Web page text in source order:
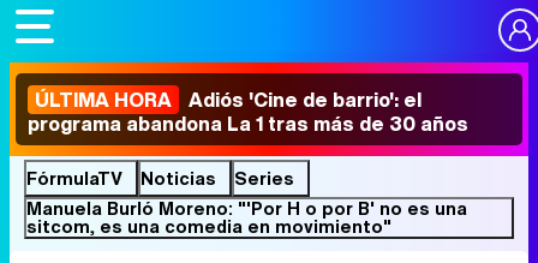
ÚLTIMA HORA Adiós 'Cine de barrio': el
programa abandona La 1 tras más de 30 años
FórmulaTV Noticias
Series
Manuela Burló Moreno: "'Por H o por B' no es una
sitcom, es una comedia en movimiento"